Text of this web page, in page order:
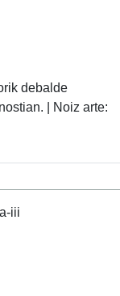
debalde
| Noiz arte: